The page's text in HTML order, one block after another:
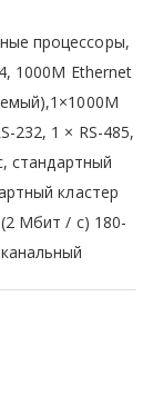
процессоры,
1000M Ethernet
232, 1 × RS-485,
стандартный
кластер
Мбит / с) 180-